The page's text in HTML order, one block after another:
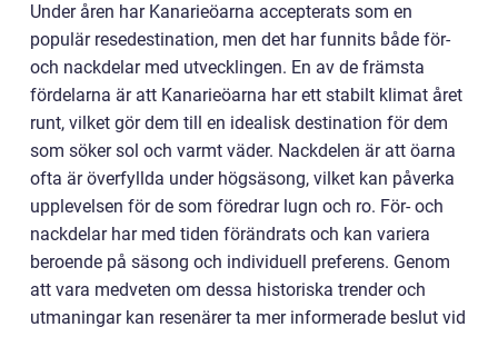
Under åren har Kanarieöarna accepterats som en
populär resedestination, men det har funnits både för-
och nackdelar med utvecklingen. En av de främsta
fördelarna är att Kanarieöarna har ett stabilt klimat året
runt, vilket gör dem till en idealisk destination för dem
som söker sol och varmt väder. Nackdelen är att öarna
ofta är överfyllda under högsäsong, vilket kan påverka
upplevelsen för de som föredrar lugn och ro. För- och
nackdelar har med tiden förändrats och kan variera
beroende på säsong och individuell preferens. Genom
att vara medveten om dessa historiska trender och
utmaningar kan resenärer ta mer informerade beslut vid